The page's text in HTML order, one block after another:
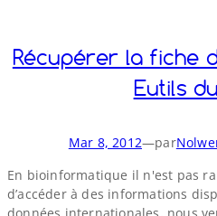
Récupérer la fiche
Eutils
Mar 8, 2012—par
En bioinformatique il n'est pas
d’accéder à des informations